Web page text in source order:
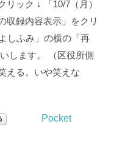
リック ↓
「10/7（月）
収録内容表示」をクリ
しふみ」の横の「再
します。
（区役所側
える。いや笑えな
Pocket